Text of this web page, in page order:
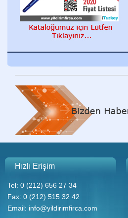
Hızlı Erişim
Tel: 0 (212) 656 27 34
Fax: 0 (212) 515 32 42
Email: info@yildirimfirca.com